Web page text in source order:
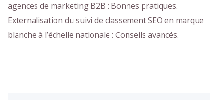
agences de marketing B2B : Bonnes pratiques.
Externalisation du suivi de classement SEO en marque
blanche à l’échelle nationale : Conseils avancés.